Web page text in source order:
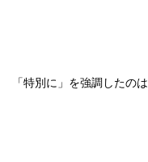
「特別に」を強調したのは